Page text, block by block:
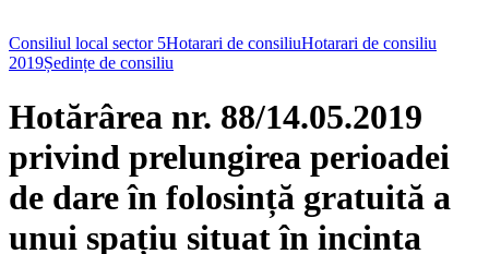
Consiliul local sector 5Hotarari de consiliuHotarari de consiliu
2019Ședințe de consiliu
Hotărârea nr. 88/14.05.2019
privind prelungirea perioadei
de dare în folosință gratuită a
unui spațiu situat în incinta